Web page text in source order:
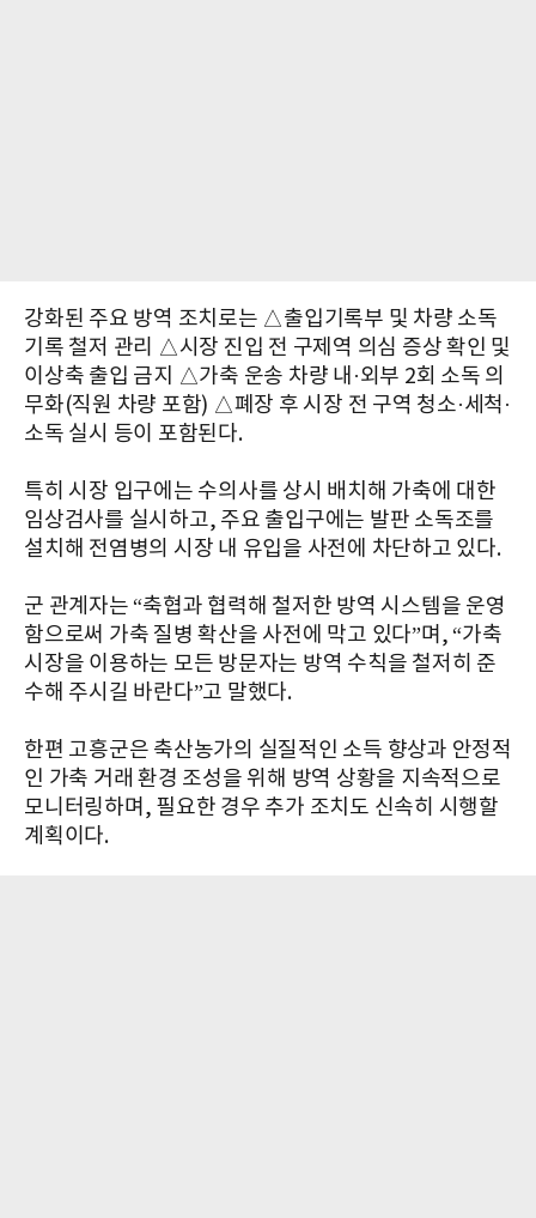
강화된 주요 방역 조치로는 △출입기록부 및 차량 소독
기록 철저 관리 △시장 진입 전 구제역 의심 증상 확인 및
이상축 출입 금지 △가축 운송 차량 내·외부 2회 소독 의
무화(직원 차량 포함) △폐장 후 시장 전 구역 청소·세척·
소독 실시 등이 포함된다.
특히 시장 입구에는 수의사를 상시 배치해 가축에 대한
임상검사를 실시하고, 주요 출입구에는 발판 소독조를
설치해 전염병의 시장 내 유입을 사전에 차단하고 있다.
군 관계자는 “축협과 협력해 철저한 방역 시스템을 운영
함으로써 가축 질병 확산을 사전에 막고 있다”며, “가축
시장을 이용하는 모든 방문자는 방역 수칙을 철저히 준
수해 주시길 바란다”고 말했다.
한편 고흥군은 축산농가의 실질적인 소득 향상과 안정적
인 가축 거래 환경 조성을 위해 방역 상황을 지속적으로
모니터링하며, 필요한 경우 추가 조치도 신속히 시행할
계획이다.